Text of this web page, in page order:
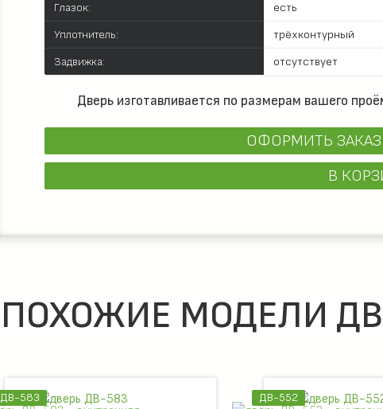
Глазок:
есть
Уплотнитель:
трёхконтурный
Задвижка:
отсутствует
Дверь изготавливается по размерам вашего
ОФОРМИТЬ ЗАКАЗ
В
ПОХОЖИЕ МОДЕЛИ
ДВ-583 ДВ-552